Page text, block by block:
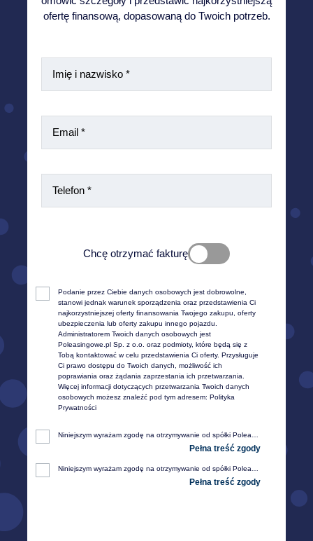
ofertę finansową, dopasowaną do Twoich potrzeb.
Chcę otrzymać fakturę
Zgodnie z obowiązującym prawem aby wystawić fakturę
trzeba podać NIP przed transakcją.
W innym przypadku wystawienie jej nie będzie możliwe.
Podanie przez Ciebie danych osobowych jest dobrowolne,
stanowi jednak warunek sporządzenia oraz przedstawienia Ci
najkorzystniejszej oferty finansowania Twojego zakupu, oferty
ubezpieczenia lub oferty zakupu innego pojazdu.
Administratorem Twoich danych osobowych jest
Poleasingowe.pl Sp. z o.o. oraz podmioty, które będą się z
Tobą kontaktować w celu przedstawienia Ci oferty. Przysługuje
Ci prawo dostępu do Twoich danych, możliwość ich
poprawiania oraz żądania zaprzestania ich przetwarzania.
Więcej informacji dotyczących przetwarzania Twoich danych
osobowych możesz znaleźć pod tym adresem: Polityka
Prywatności